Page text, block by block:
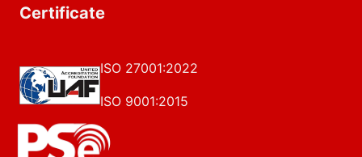
Certificate
ISO 27001:2022
ISO 9001:2015